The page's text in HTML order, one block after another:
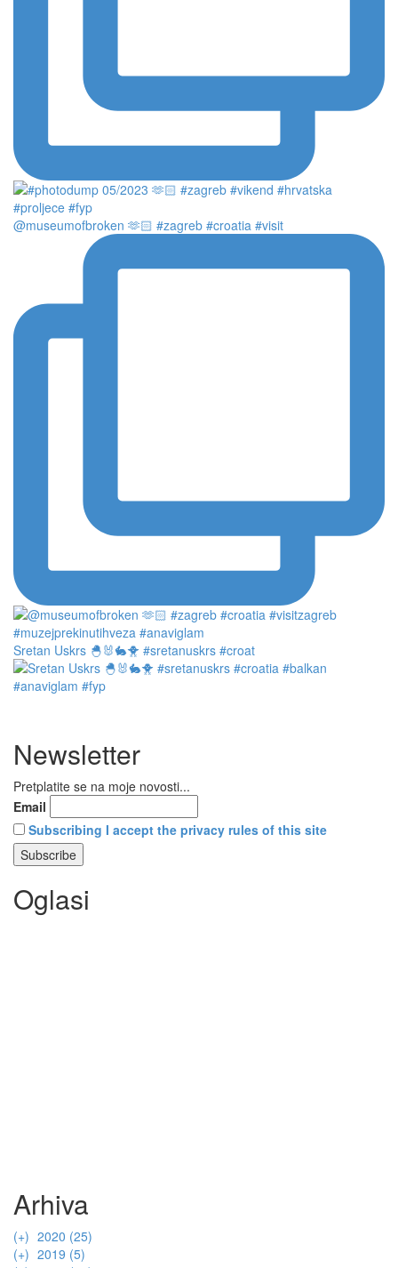
@museumofbroken 🫶🏻 #zagreb #croatia #visit
Sretan Uskrs 🐣🐰🐇🐥 #sretanuskrs #croat
Newsletter
Pretplatite se na moje novosti...
Email
Subscribing I accept the privacy rules of this site
Oglasi
Arhiva
(+) 2020 (25)
(+) listopad (1)
(+) 2019 (5)